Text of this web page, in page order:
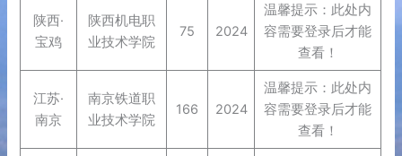
陕西·
宝鸡
陕西机电职
业技术学院
75 2024
温馨提示：此处内
容需要登录后才能
查看！
江苏·
南京
南京铁道职
业技术学院
166 2024
温馨提示：此处内
容需要登录后才能
查看！